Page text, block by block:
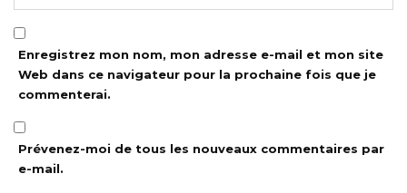
Enregistrez mon nom, mon adresse e-mail et mon site
Web dans ce navigateur pour la prochaine fois que je
commenterai.
Prévenez-moi de tous les nouveaux commentaires par
e-mail.